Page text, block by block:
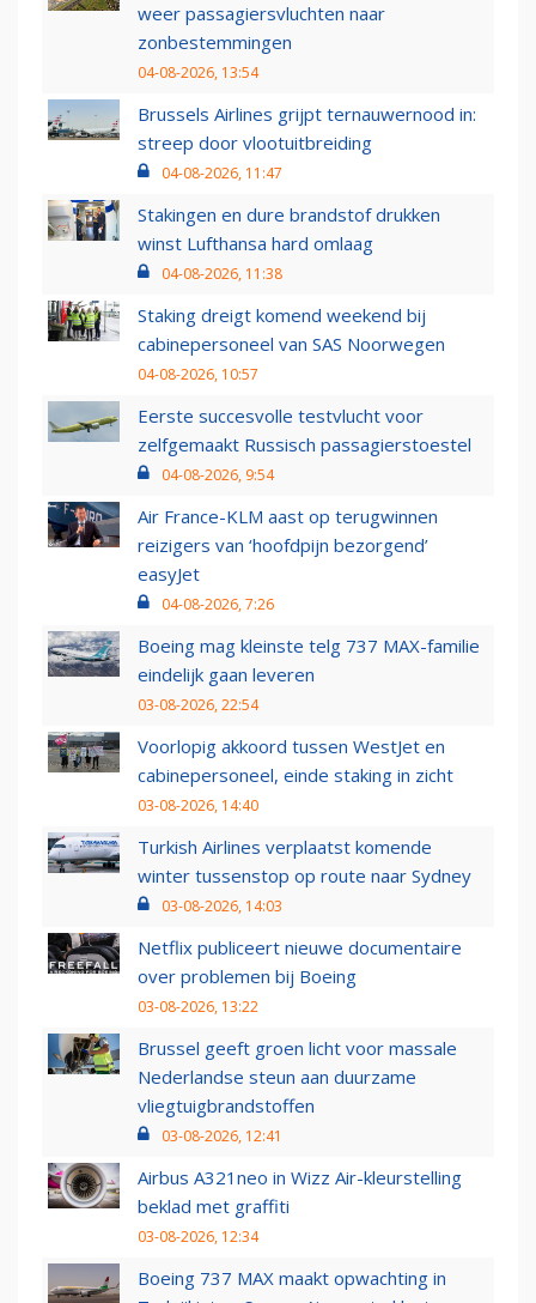
weer passagiersvluchten naar
zonbestemmingen
04-08-2026, 13:54
Brussels Airlines grijpt ternauwernood in:
streep door vlootuitbreiding
04-08-2026, 11:47
Stakingen en dure brandstof drukken
winst Lufthansa hard omlaag
04-08-2026, 11:38
Staking dreigt komend weekend bij
cabinepersoneel van SAS Noorwegen
04-08-2026, 10:57
Eerste succesvolle testvlucht voor
zelfgemaakt Russisch passagierstoestel
04-08-2026, 9:54
Air France-KLM aast op terugwinnen
reizigers van ‘hoofdpijn bezorgend’
easyJet
04-08-2026, 7:26
Boeing mag kleinste telg 737 MAX-familie
eindelijk gaan leveren
03-08-2026, 22:54
Voorlopig akkoord tussen WestJet en
cabinepersoneel, einde staking in zicht
03-08-2026, 14:40
Turkish Airlines verplaatst komende
winter tussenstop op route naar Sydney
03-08-2026, 14:03
Netflix publiceert nieuwe documentaire
over problemen bij Boeing
03-08-2026, 13:22
Brussel geeft groen licht voor massale
Nederlandse steun aan duurzame
vliegtuigbrandstoffen
03-08-2026, 12:41
Airbus A321neo in Wizz Air-kleurstelling
beklad met graffiti
03-08-2026, 12:34
Boeing 737 MAX maakt opwachting in